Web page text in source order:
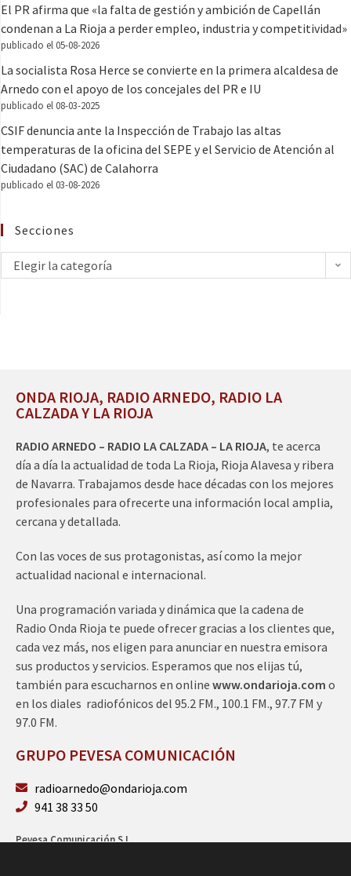
El PR afirma que «la falta de gestión y ambición de Capellán
condenan a La Rioja a perder empleo, industria y competitividad»
publicado el 05-08-2026
La socialista Rosa Herce se convierte en la primera alcaldesa de
Arnedo con el apoyo de los concejales del PR e IU
publicado el 08-03-2025
CSIF denuncia ante la Inspección de Trabajo las altas
temperaturas de la oficina del SEPE y el Servicio de Atención al
Ciudadano (SAC) de Calahorra
publicado el 03-08-2026
Secciones
Elegir la categoría
ONDA RIOJA, RADIO ARNEDO, RADIO LA
CALZADA Y LA RIOJA
RADIO ARNEDO – RADIO LA CALZADA – LA RIOJA, te acerca
día a día la actualidad de toda La Rioja, Rioja Alavesa y ribera
de Navarra. Trabajamos desde hace décadas con los mejores
profesionales para ofrecerte una información local amplia,
cercana y detallada.
Con las voces de sus protagonistas, así como la mejor
actualidad nacional e internacional.
Una programación variada y dinámica que la cadena de
Radio Onda Rioja te puede ofrecer gracias a los clientes que,
cada vez más, nos eligen para anunciar en nuestra emisora
sus productos y servicios. Esperamos que nos elijas tú,
también para escucharnos en online www.ondarioja.com o
en los diales radiofónicos del 95.2 FM., 100.1 FM., 97.7 FM y
97.0 FM.
GRUPO PEVESA COMUNICACIÓN
radioarnedo@ondarioja.com
941 38 33 50
Pevesa Comunicación S.L.